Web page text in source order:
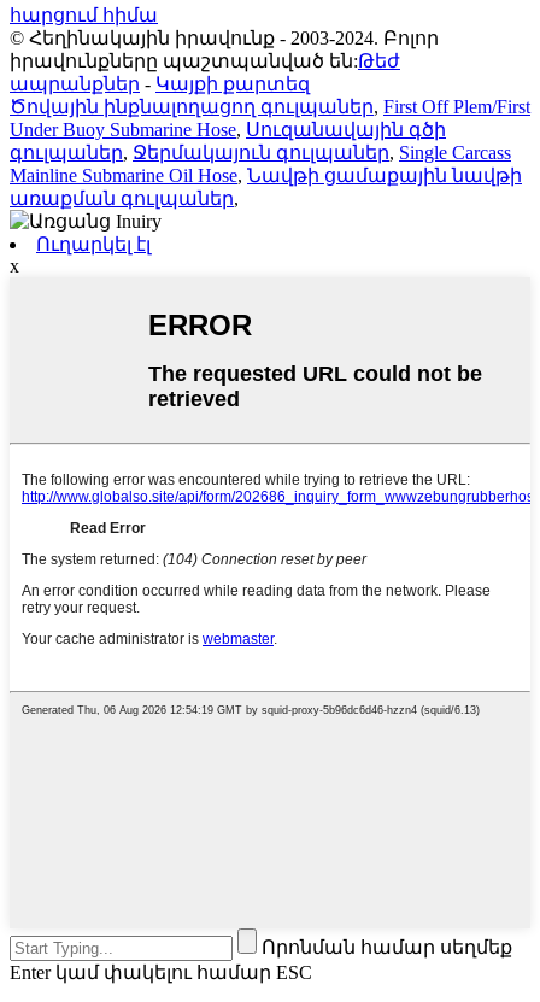
հարցում հիմա
© Հեղինակային իրավունք - 2003-2024. Բոլոր
իրավունքները պաշտպանված են:Թեժ
ապրանքներ - Կայքի քարտեզ
Ծովային ինքնալողացող գուլպաներ, First Off Plem/First
Under Buoy Submarine Hose, Սուզանավային գծի
գուլպաներ, Ջերմակայուն գուլպաներ, Single Carcass
Mainline Submarine Oil Hose, Նավթի ցամաքային նավթի
առաքման գուլպաներ,
Ուղարկել էլ
x
Որոնման համար սեղմեք
Enter կամ փակելու համար ESC